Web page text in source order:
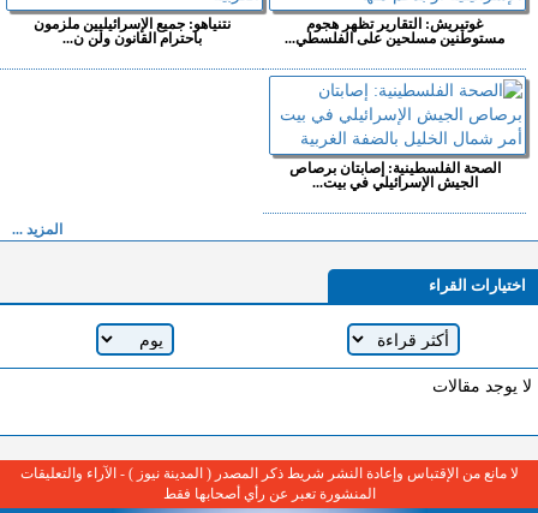
غوتيريش: التقارير تظهر هجوم
مستوطنين مسلحين على الفلسطي...
نتنياهو: جميع الإسرائيليين ملزمون
باحترام القانون ولن ن...
الصحة الفلسطينية: إصابتان برصاص
الجيش الإسرائيلي في بيت...
المزيد ...
اختيارات القراء
لا يوجد مقالات
لا مانع من الإقتباس وإعادة النشر شريط ذكر المصدر ( المدينة نيوز ) - الآراء والتعليقات
المنشورة تعبر عن رأي أصحابها فقط